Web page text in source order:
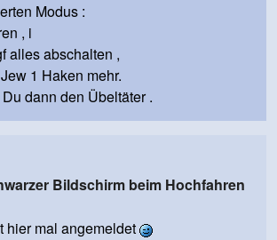
Modus :
, i
alles abschalten ,
1 Haken mehr.
dann den Übeltäter .
Bildschirm beim Hochfahren
hier mal angemeldet